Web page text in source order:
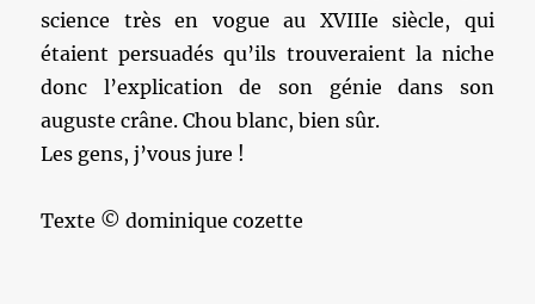
science très en vogue au XVIIIe siècle, qui
étaient persuadés qu’ils trouveraient la niche
donc l’explication de son génie dans son
auguste crâne. Chou blanc, bien sûr.
Les gens, j’vous jure !
Texte © dominique cozette